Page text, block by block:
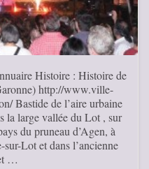
Histoire : Histoire de
http://www.ville-
Bastide de l’aire urbaine
la large vallée du Lot , sur
du pruneau d’Agen, à
Lot et dans l’ancienne
…